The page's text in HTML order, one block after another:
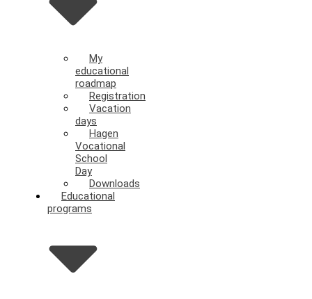
My
educational
roadmap
Registration
Vacation
days
Hagen
Vocational
School
Day
Downloads
Educational
programs